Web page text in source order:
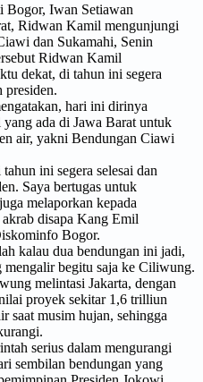
Bogor, Iwan Setiawan
Ridwan Kamil mengunjungi
dan Sukamahi, Senin
Ridwan Kamil
dekat, di tahun ini segera
presiden.
hari ini dirinya
ada di Jawa Barat untuk
air, yakni Bendungan Ciawi
ini segera selesai dan
Saya bertugas untuk
melaporkan kepada
disapa Kang Emil
Bogor.
kalau dua bendungan ini jadi,
begitu saja ke Ciliwung.
melintasi Jakarta, dengan
proyek sekitar 1,6 trilliun
saat musim hujan, sehingga
serius dalam mengurangi
sembilan bendungan yang